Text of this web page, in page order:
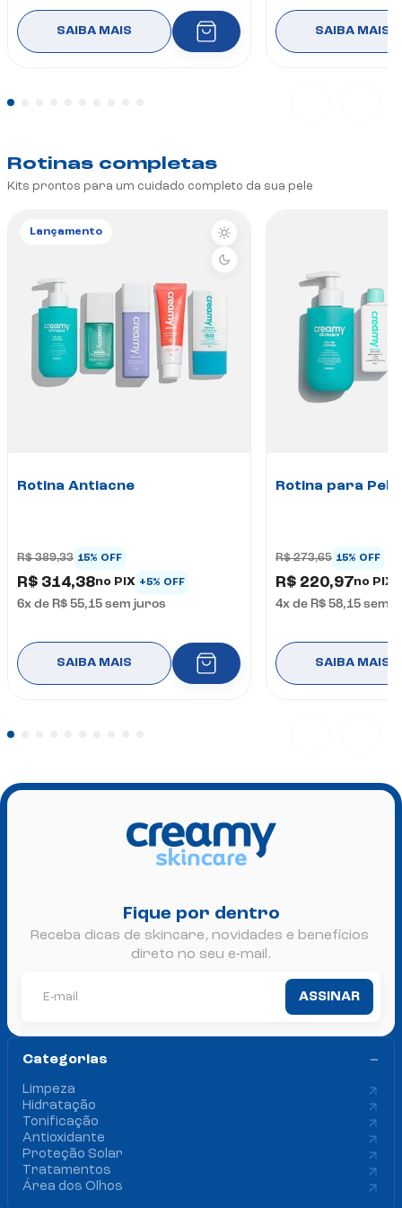
SAIBA MAIS SAIBA MAIS
Rotinas completas
Kits prontos para um cuidado completo da sua pele
Lançamento
Rotina Antiacne
R$ 389,33 15% OFF
R$ 314,38no PIX +5% OFF
6x de R$ 55,15sem juros
SAIBA MAIS
Rotina para Pele
R$ 273,65 15% OFF
R$ 220,97no PIX
4x de R$ 58,15sem
SAIBA MAIS
Fique por dentro
Receba dicas de skincare, novidades e benefícios
direto no seu e-mail.
ASSINAR
Limpeza
Hidratação
Tonificação
Antioxidante
Proteção Solar
Tratamentos
Área dos Olhos